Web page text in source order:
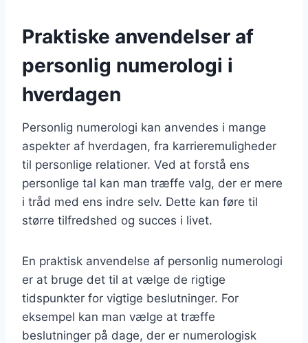
Praktiske anvendelser af
personlig numerologi i
hverdagen
Personlig numerologi kan anvendes i mange
aspekter af hverdagen, fra karrieremuligheder
til personlige relationer. Ved at forstå ens
personlige tal kan man træffe valg, der er mere
i tråd med ens indre selv. Dette kan føre til
større tilfredshed og succes i livet.
En praktisk anvendelse af personlig numerologi
er at bruge det til at vælge de rigtige
tidspunkter for vigtige beslutninger. For
eksempel kan man vælge at træffe
beslutninger på dage, der er numerologisk